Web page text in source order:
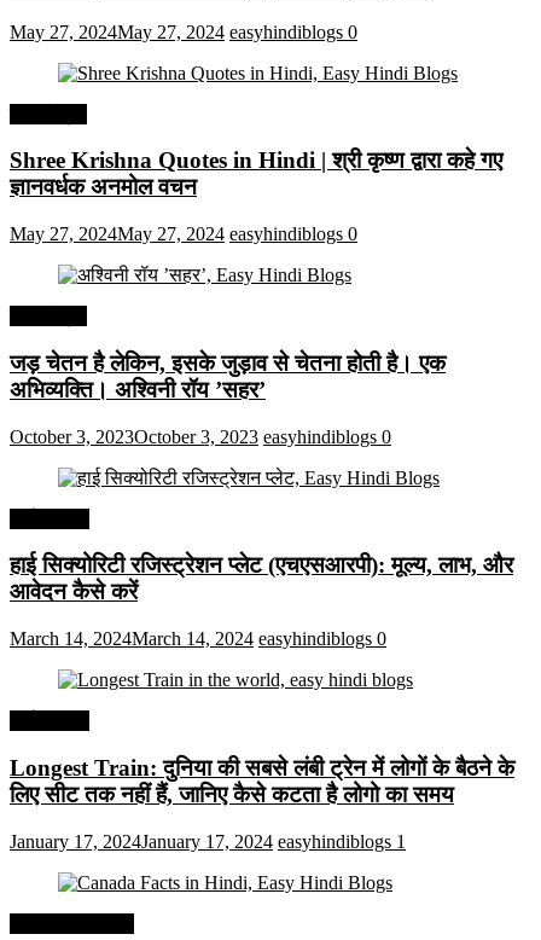
May 27, 2024May 27, 2024 easyhindiblogs 0
Shree Krishna Quotes in Hindi | श्री कृष्ण द्वारा कहे गए
ज्ञानवर्धक अनमोल वचन
May 27, 2024May 27, 2024 easyhindiblogs 0
जड़ चेतन है लेकिन, इसके जुड़ाव से चेतना होती है। एक
अभिव्यक्ति। अश्विनी रॉय ’सहर’
October 3, 2023October 3, 2023 easyhindiblogs 0
हाई सिक्योरिटी रजिस्ट्रेशन प्लेट (एचएसआरपी): मूल्य, लाभ, और
आवेदन कैसे करें
March 14, 2024March 14, 2024 easyhindiblogs 0
Longest Train: दुनिया की सबसे लंबी ट्रेन में लोगों के बैठने के
लिए सीट तक ​​नहीं हैं, जानिए कैसे कटता है लोगो का समय
January 17, 2024January 17, 2024 easyhindiblogs 1